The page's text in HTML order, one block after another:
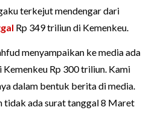
terkejut mendengar dari
Rp 349 triliun di Kemenkeu.
menyampaikan ke media ada
Rp 300 triliun. Kami
dalam bentuk berita di media.
tidak ada surat tanggal 8 Maret